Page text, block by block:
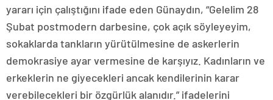
yararı için çalıştığını ifade eden Günaydın, “Gelelim 28
Şubat postmodern darbesine, çok açık söyleyeyim,
sokaklarda tankların yürütülmesine de askerlerin
demokrasiye ayar vermesine de karşıyız. Kadınların ve
erkeklerin ne giyecekleri ancak kendilerinin karar
verebilecekleri bir özgürlük alanıdır.” ifadelerini